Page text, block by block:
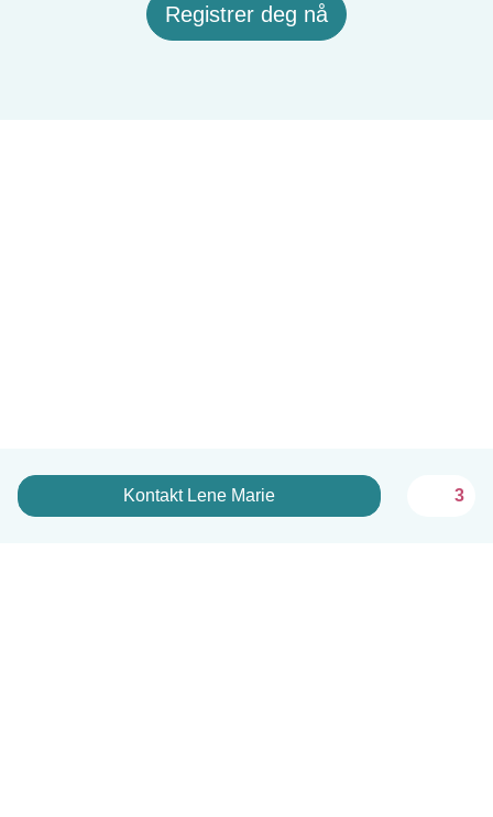
Registrer deg nå
Kontakt Lene Marie 3